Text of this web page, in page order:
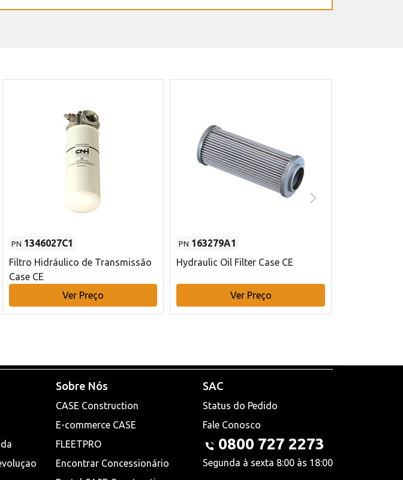
PN 1346027C1
Filtro Hidráulico de Transmissão
Case CE
Ver Preço
PN 163279A1
Hydraulic Oil Filter Case CE
Ver Preço
Sobre Nós
CASE Construction
E-commerce CASE
FLEETPRO
Encontrar Concessionário
SAC
Status do Pedido
Fale Conosco
0800 727 2273
Segunda à sexta 8:00 às 18:00